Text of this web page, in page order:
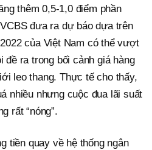
thêm 0,5-1,0 điểm phần
đưa ra dự báo dựa trên
của Việt Nam có thể vượt
đề ra trong bối cảnh giá hàng
leo thang. Thực tế cho thấy,
nhiều nhưng cuộc đua lãi suất
rất “nóng”.
tiền quay về hệ thống ngân